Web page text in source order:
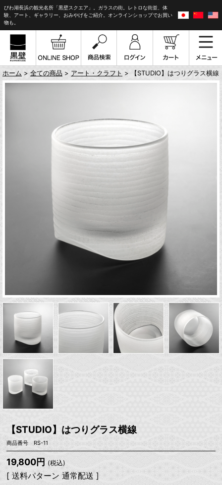
びわ湖長浜の観光名所「黒壁スクエア」。ガラスの街。レトロな街並、体
験、アート、ギャラリー、おみやげをご紹介。オンラインショップでお買い
物も。
ホーム > 全ての商品 > アート・クラフト > 【STUDIO】はつりグラス横線
【STUDIO】はつりグラス横線
商品番号 RS-11
19,800円 (税込)
[ 送料パターン 通常配送 ]